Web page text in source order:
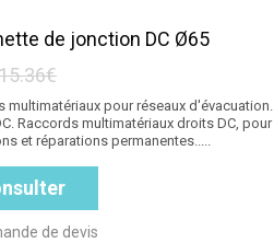
de jonction DC Ø65
multimatériaux pour réseaux d'évacuation.
Raccords multimatériaux droits DC, pour
et réparations permanentes.....
de devis